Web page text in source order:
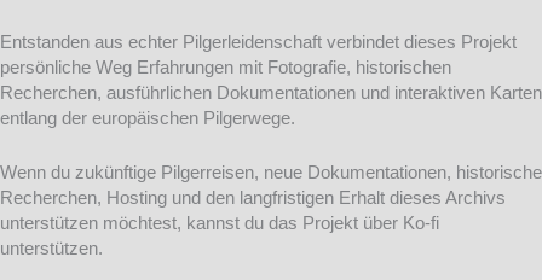
Entstanden aus echter Pilgerleidenschaft verbindet dieses Projekt
persönliche Weg Erfahrungen mit Fotografie, historischen
Recherchen, ausführlichen Dokumentationen und interaktiven Karten
entlang der europäischen Pilgerwege.
Wenn du zukünftige Pilgerreisen, neue Dokumentationen, historische
Recherchen, Hosting und den langfristigen Erhalt dieses Archivs
unterstützen möchtest, kannst du das Projekt über Ko-fi
unterstützen.